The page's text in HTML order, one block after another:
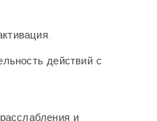
действий с
и